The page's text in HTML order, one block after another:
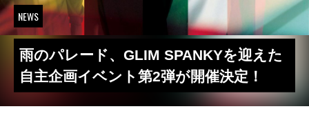
NEWS
雨のパレード、GLIM SPANKYを迎えた
自主企画イベント第2弾が開催決定！